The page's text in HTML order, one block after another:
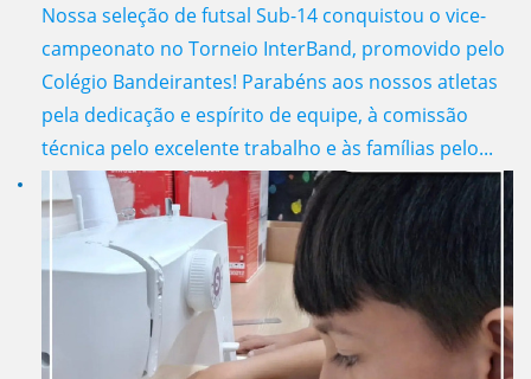
Nossa seleção de futsal Sub-14 conquistou o vice-
campeonato no Torneio InterBand, promovido pelo
Colégio Bandeirantes! Parabéns aos nossos atletas
pela dedicação e espírito de equipe, à comissão
técnica pelo excelente trabalho e às famílias pelo...